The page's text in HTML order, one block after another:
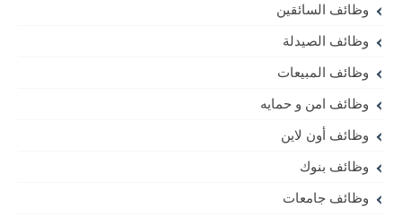
وظائف السائقين
وظائف الصيدلة
وظائف المبيعات
وظائف امن و حمايه
وظائف أون لاين
وظائف بنوك
وظائف جامعات